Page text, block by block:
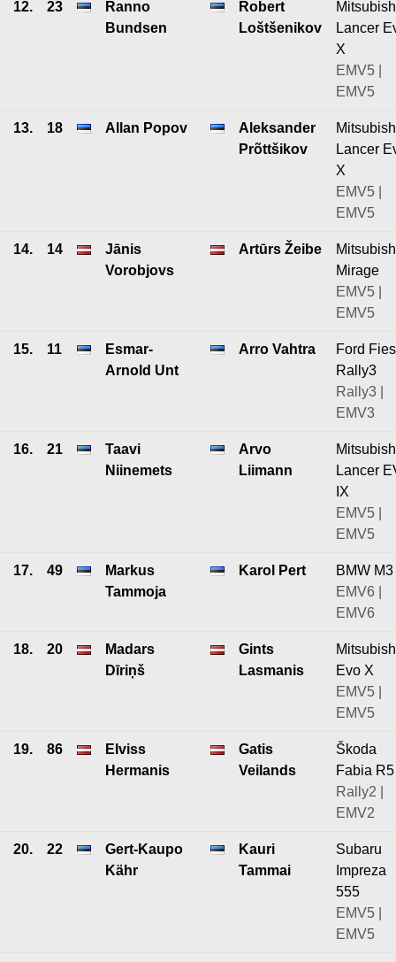
12. 23
Ranno
Bundsen
Robert
Loštšenikov
Lancer
X
EMV5 |
EMV5
13. 18 Allan Popov
Aleksander
Prõttšikov
Lancer
X
EMV5 |
EMV5
14. 14
Jānis
Vorobjovs
Artūrs Žeibe
Mirage
EMV5 |
EMV5
15. 11
Esmar-
Arnold Unt
Arro Vahtra
Ford
Rally3
Rally3 |
EMV3
16. 21
Taavi
Niinemets
Arvo
Liimann
Lancer
IX
EMV5 |
EMV5
17. 49
Markus
Tammoja
Karol Pert
BMW M3
EMV6 |
EMV6
18. 20
Madars
Dīriņš
Gints
Lasmanis
Evo X
EMV5 |
EMV5
19. 86
Elviss
Hermanis
Gatis
Veilands
Škoda
Fabia R5
Rally2 |
EMV2
20. 22
Gert-Kaupo
Kähr
Kauri
Tammai
Subaru
Impreza
555
EMV5 |
EMV5